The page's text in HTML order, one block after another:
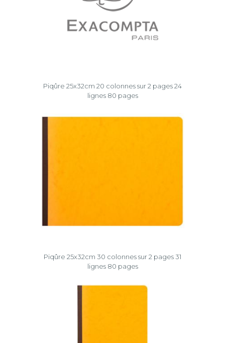
Piqûre 25x32cm 20 colonnes sur 2 pages 24
lignes 80 pages
Piqûre 25x32cm 30 colonnes sur 2 pages 31
lignes 80 pages